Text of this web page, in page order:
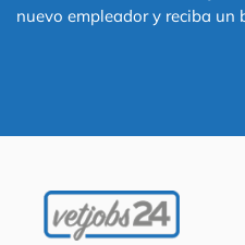
nuevo empleador y reciba un